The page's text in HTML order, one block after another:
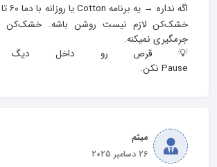
خشک‌کن
💡 قرص رو داخل دیگ
Pause نکن.
میثم
26 دسامبر 2025